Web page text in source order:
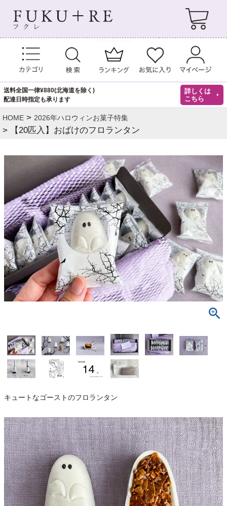
送料全国一律¥880(北海道を除く)
配達日時指定も承ります
詳しくは
こちら
HOME 2026年ハロウィンお菓子特集
【20匹入】おばけのフロランタン
キュートなゴーストのフロランタン